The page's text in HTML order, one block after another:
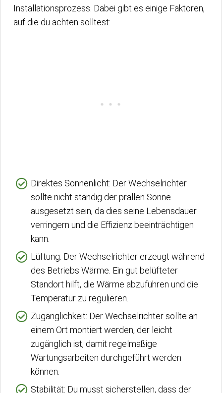
Installationsprozess. Dabei gibt es einige Faktoren,
auf die du achten solltest:
Direktes Sonnenlicht: Der Wechselrichter
sollte nicht ständig der prallen Sonne
ausgesetzt sein, da dies seine Lebensdauer
verringern und die Effizienz beeinträchtigen
kann.
Lüftung: Der Wechselrichter erzeugt während
des Betriebs Wärme. Ein gut belüfteter
Standort hilft, die Wärme abzuführen und die
Temperatur zu regulieren.
Zugänglichkeit: Der Wechselrichter sollte an
einem Ort montiert werden, der leicht
zugänglich ist, damit regelmäßige
Wartungsarbeiten durchgeführt werden
können.
Stabilität: Du musst sicherstellen, dass der